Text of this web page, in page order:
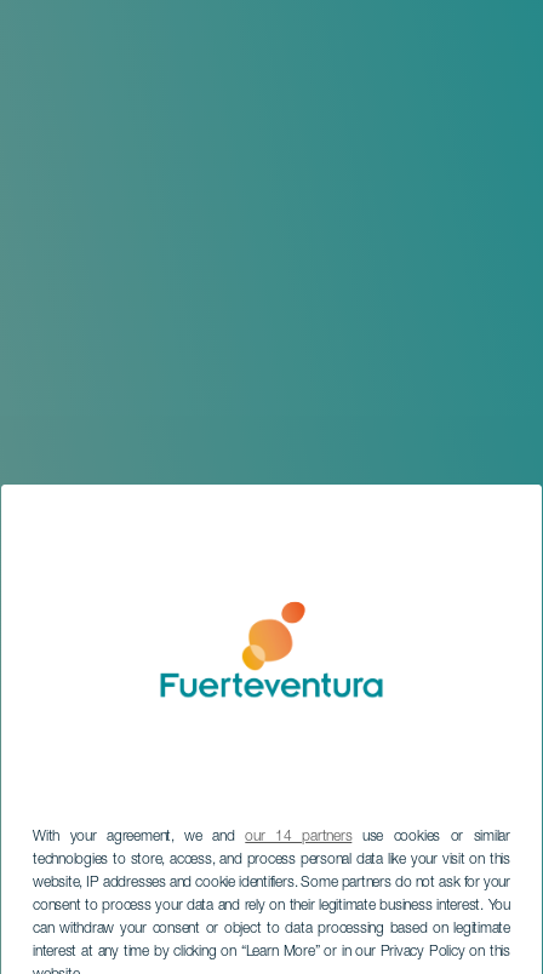
With your agreement, we andour 14 partnersuse cookies or similar
technologies to store, access, and process personal data like your visit on this
website, IP addresses and cookie identifiers. Some partners do not ask for your
consent to process your data and rely on their legitimate business interest. You
can withdraw your consent or object to data processing based on legitimate
interest at any time by clicking on “Learn More” or in our Privacy Policy on this
Festligheterna i La Virgen
FUERTEVENTURA